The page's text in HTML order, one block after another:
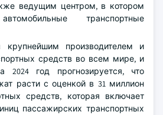
ведущим центром, в котором
транспортные
крупнейшим производителем и
средств во всем мире, и
2024 год прогнозируется, что
расти с оценкой в 31 миллион
средств, которая включает
пассажирских транспортных